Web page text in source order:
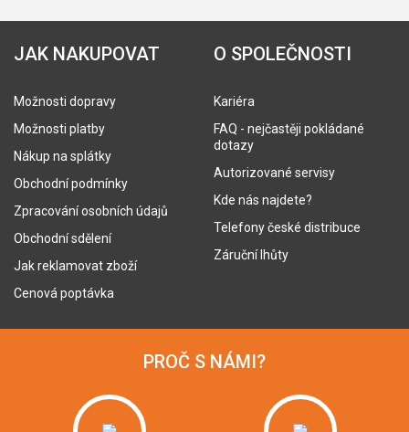
JAK NAKUPOVAT
Možnosti dopravy
Možnosti platby
Nákup na splátky
Obchodní podmínky
Zpracování osobních údajů
Obchodní sdělení
Jak reklamovat zboží
Cenová poptávka
O SPOLEČNOSTI
Kariéra
FAQ - nejčastěji pokládané
dotazy
Autorizované servisy
Kde nás najdete?
Telefony české distribuce
Záruční lhůty
PROČ S NÁMI?